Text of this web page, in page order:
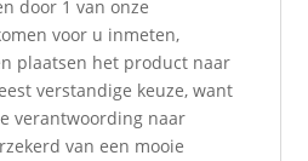
door 1 van onze
voor u inmeten,
plaatsen het product naar
verstandige keuze, want
verantwoording naar
van een mooie